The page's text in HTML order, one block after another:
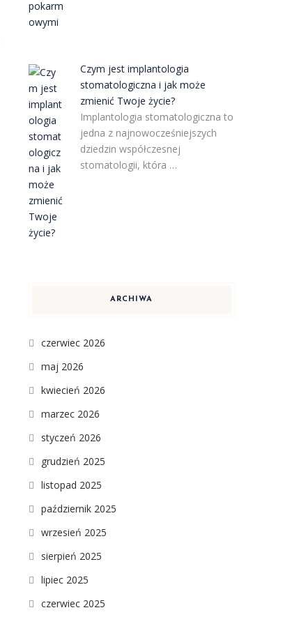
Czym jest implantologia
stomatologiczna i jak może
zmienić Twoje życie?
Implantologia stomatologiczna to
jedna z najnowocześniejszych
dziedzin współczesnej
stomatologii, która …
ARCHIWA
czerwiec 2026
maj 2026
kwiecień 2026
marzec 2026
styczeń 2026
grudzień 2025
listopad 2025
październik 2025
wrzesień 2025
sierpień 2025
lipiec 2025
czerwiec 2025